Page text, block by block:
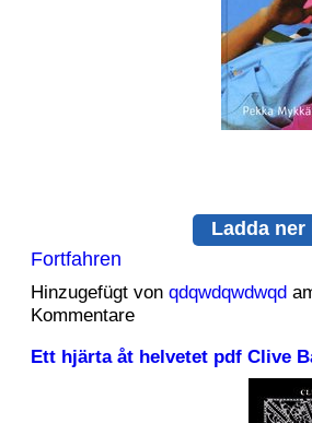
Ladda ner
Fortfahren
Hinzugefügt von qdqwdqwdwqd
Kommentare
Ett hjärta åt helvetet pdf Clive